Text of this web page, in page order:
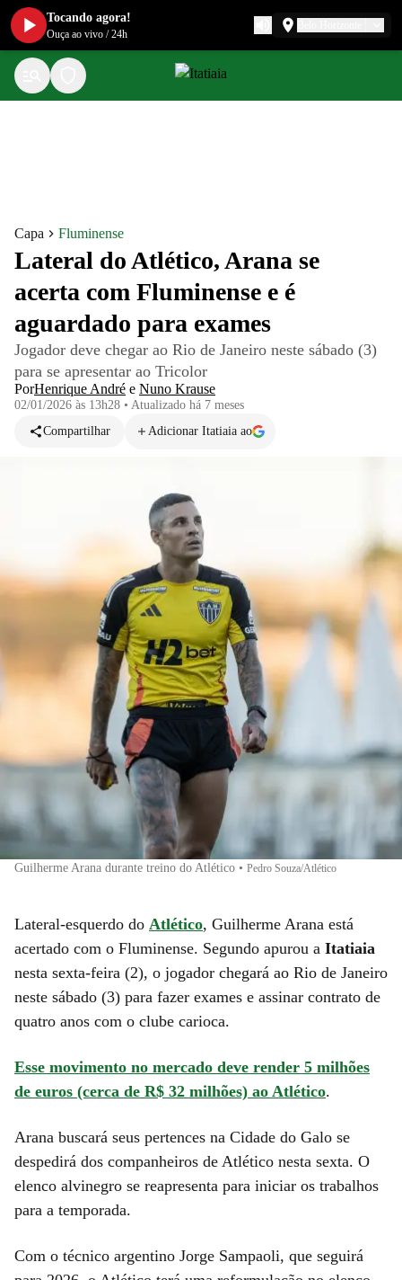
Capa Fluminense
Lateral do Atlético, Arana se
acerta com Fluminense e é
aguardado para exames
Jogador deve chegar ao Rio de Janeiro neste sábado (3)
para se apresentar ao Tricolor
PorHenrique André e Nuno Krause
02/01/2026 às 13h28 • Atualizado há 7 meses
Compartilhar
Adicionar Itatiaia ao
Guilherme Arana durante treino do Atlético • Pedro Souza/Atlético
Lateral-esquerdo do Atlético, Guilherme Arana está
acertado com o Fluminense. Segundo apurou a Itatiaia
nesta sexta-feira (2), o jogador chegará ao Rio de Janeiro
neste sábado (3) para fazer exames e assinar contrato de
quatro anos com o clube carioca.
Esse movimento no mercado deve render 5 milhões
de euros (cerca de R$ 32 milhões) ao Atlético.
Arana buscará seus pertences na Cidade do Galo se
despedirá dos companheiros de Atlético nesta sexta. O
elenco alvinegro se reapresenta para iniciar os trabalhos
para a temporada.
Com o técnico argentino Jorge Sampaoli, que seguirá
Tocando agora!
Ouça ao vivo /24h